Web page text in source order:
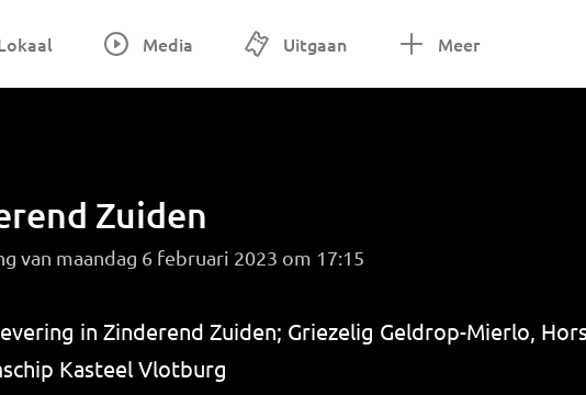
Media Uitgaan Meer
Zuiden
van maandag 6 februari 2023 om 17:15
in Zinderend Zuiden; Griezelig Geldrop-Mierlo,
Kasteel Vlotburg